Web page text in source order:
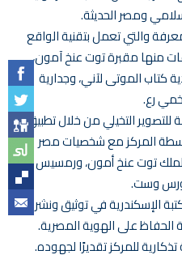
ومصر الحديثة.
والتي تعمل بتقنية الواقع
منها مقبرة توت عنخ آمون،
كتاب الموتى لآني، وجدارية
رع.
للتصوير التخيلي من خلال تطبيق
المركز مع شخصيات مصر
توت عنخ أمون، ورمسيس
وست.
الإسكندرية في توثيق ونشر
على الهوية المصرية.
للمركز تقديرًا لجهوده.